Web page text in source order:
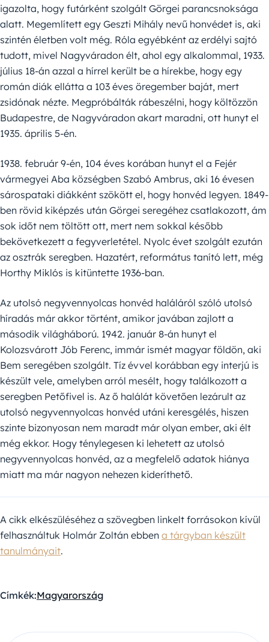
igazolta, hogy futárként szolgált Görgei parancsnoksága
alatt. Megemlített egy Geszti Mihály nevű honvédet is, aki
szintén életben volt még. Róla egyébként az erdélyi sajtó
tudott, mivel Nagyváradon élt, ahol egy alkalommal, 1933.
július 18-án azzal a hírrel került be a hírekbe, hogy egy
román diák ellátta a 103 éves öregember baját, mert
zsidónak nézte. Megpróbálták rábeszélni, hogy költözzön
Budapestre, de Nagyváradon akart maradni, ott hunyt el
1935. április 5-én.
1938. február 9-én, 104 éves korában hunyt el a Fejér
vármegyei Aba községben Szabó Ambrus, aki 16 évesen
sárospataki diákként szökött el, hogy honvéd legyen. 1849-
ben rövid kiképzés után Görgei seregéhez csatlakozott, ám
sok időt nem töltött ott, mert nem sokkal később
bekövetkezett a fegyverletétel. Nyolc évet szolgált ezután
az osztrák seregben. Hazatért, református tanító lett, még
Horthy Miklós is kitüntette 1936-ban.
Az utolsó negyvennyolcas honvéd haláláról szóló utolsó
híradás már akkor történt, amikor javában zajlott a
második világháború. 1942. január 8-án hunyt el
Kolozsvárott Jób Ferenc, immár ismét magyar földön, aki
Bem seregében szolgált. Tíz évvel korábban egy interjú is
készült vele, amelyben arról mesélt, hogy találkozott a
seregben Petőfivel is. Az ő halálát követően lezárult az
utolsó negyvennyolcas honvéd utáni keresgélés, hiszen
szinte bizonyosan nem maradt már olyan ember, aki élt
még ekkor. Hogy ténylegesen ki lehetett az utolsó
negyvennyolcas honvéd, az a megfelelő adatok hiánya
miatt ma már nagyon nehezen kideríthető.
A cikk elkészüléséhez a szövegben linkelt forrásokon kívül
felhasználtuk Holmár Zoltán ebben a tárgyban készült
tanulmányait.
Címkék:Magyarország